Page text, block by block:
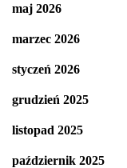
maj 2026
marzec 2026
styczeń 2026
grudzień 2025
listopad 2025
październik 2025